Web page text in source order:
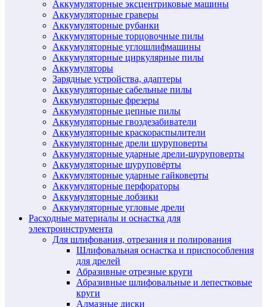
Аккумуляторные эксцентриковые машины
Аккумуляторные граверы
Аккумуляторные рубанки
Аккумуляторные торцовочные пилы
Аккумуляторные углошлифмашины
Аккумуляторные циркулярные пилы
Аккумуляторы
Зарядные устройства, адаптеры
Аккумуляторные сабельные пилы
Аккумуляторные фрезеры
Аккумуляторные цепные пилы
Аккумуляторные гвоздезабиватели
Аккумуляторные краскораспылители
Аккумуляторные дрели шуруповерты
Аккумуляторные ударные дрели-шуруповерты
Аккумуляторные шуруповёрты
Аккумуляторные ударные гайковерты
Аккумуляторные перфораторы
Аккумуляторные лобзики
Аккумуляторные угловые дрели
Расходные материалы и оснастка для
электроинструмента
Для шлифования, отрезания и полирования
Шлифовальная оснастка и приспособления
для дрелей
Абразивные отрезные круги
Абразивные шлифовальные и лепестковые
круги
Алмазные диски